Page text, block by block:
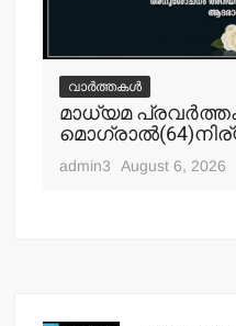
വാർത്തകൾ
മാധ്യമ
admin3 August 6, 2026